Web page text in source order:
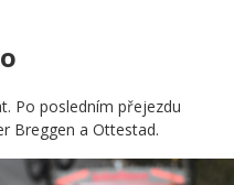
Po posledním přejezdu
Breggen a Ottestad.